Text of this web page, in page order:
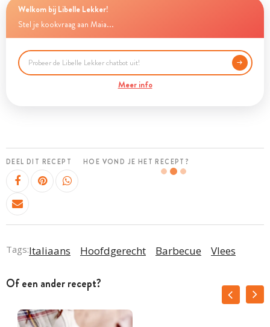
Welkom bij Libelle Lekker!
Stel je kookvraag aan Maia...
Meer info
DEEL DIT RECEPT HOE VOND JE HET RECEPT?
Tags:Italiaans Hoofdgerecht Barbecue Vlees
Of een ander recept?